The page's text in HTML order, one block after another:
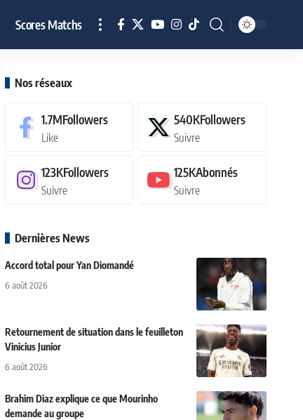
Scores Matchs
Nos réseaux
1.7MFollowers
Like
540KFollowers
Suivre
123KFollowers
Suivre
125KAbonnés
Suivre
Dernières News
Accord total pour Yan Diomandé
6 août 2026
Retournement de situation dans le feuilleton
Vinicius Junior
6 août 2026
Brahim Diaz explique ce que Mourinho
demande au groupe